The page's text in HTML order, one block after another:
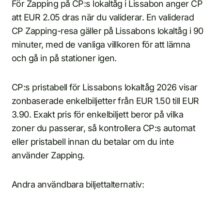
För Zapping på CP:s lokaltåg i Lissabon anger CP
att EUR 2.05 dras när du validerar. En validerad
CP Zapping-resa gäller på Lissabons lokaltåg i 90
minuter, med de vanliga villkoren för att lämna
och gå in på stationer igen.
CP:s pristabell för Lissabons lokaltåg 2026 visar
zonbaserade enkelbiljetter från EUR 1.50 till EUR
3.90. Exakt pris för enkelbiljett beror på vilka
zoner du passerar, så kontrollera CP:s automat
eller pristabell innan du betalar om du inte
använder Zapping.
Andra användbara biljettalternativ: